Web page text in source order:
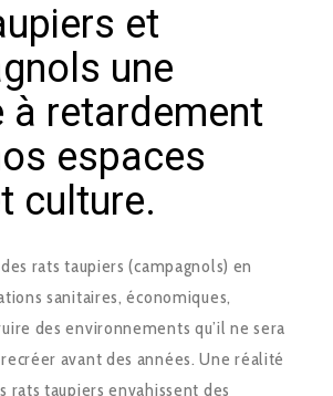
et
une
à retardement
espaces
culture.
rats taupiers (campagnols) en
sanitaires, économiques,
des environnements qu’il ne sera
avant des années. Une réalité
rats taupiers envahissent des